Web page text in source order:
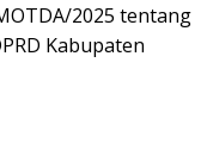
2025 tentang
Kabupaten